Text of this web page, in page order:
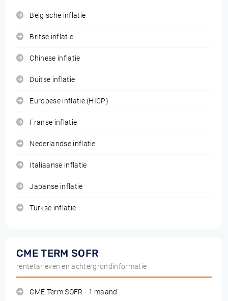
Belgische inflatie
Britse inflatie
Chinese inflatie
Duitse inflatie
Europese inflatie (HICP)
Franse inflatie
Nederlandse inflatie
Italiaanse inflatie
Japanse inflatie
Turkse inflatie
CME TERM SOFR
rentetarieven en achtergrondinformatie
CME Term SOFR - 1 maand